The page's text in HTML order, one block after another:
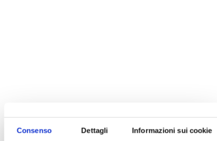
Consenso Dettagli Informazioni sui cookie